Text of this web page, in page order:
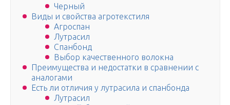
Черный
Виды и свойства агротекстиля
Агроспан
Лутрасил
Спанбонд
Выбор качественного волокна
Преимущества и недостатки в сравнении с
аналогами
Есть ли отличия у лутрасила и спанбонда
Лутрасил